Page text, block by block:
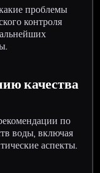
проблемы
контроля
качества
по
воды, включая
аспекты.